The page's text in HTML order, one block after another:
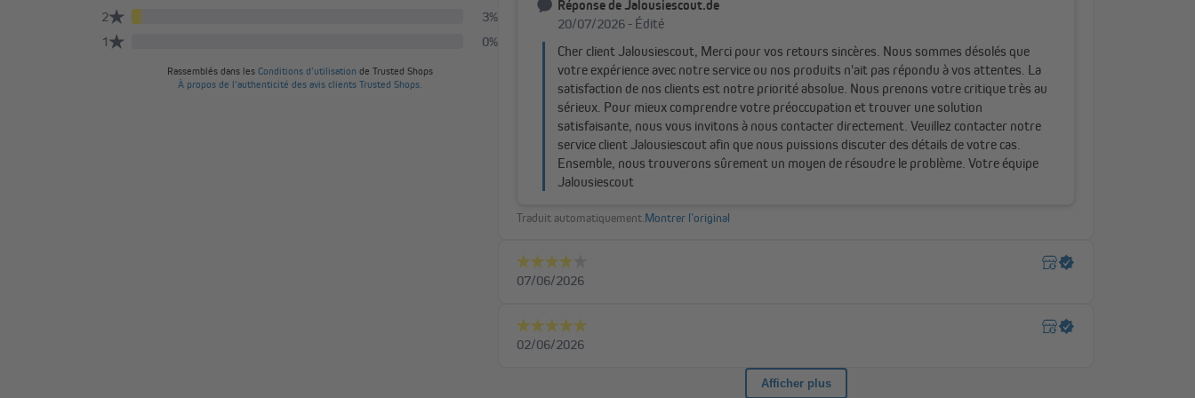
Le nombre de canaux correspond au nombre de moteurs ou récepteurs radio que vous pouvez contrôler
individuellement avec la télécommande.
Fonctionnalités pratiques :
Programmation flexible : plusieurs moteurs ou récepteurs peuvent être affectés à un seul canal.
Mode groupe (TDRC 04, 08, 16) : permet de faire monter ou descendre simultanément tous les
Avec la télécommande radio JAROLIFT TDRC, vous pilotez vos volets roulants, stores ou protections solaires de